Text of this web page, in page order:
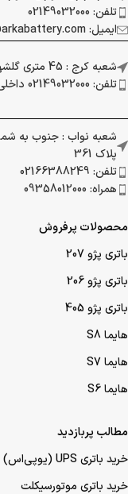
تلفن: 02149032000
ایمیل: info@arkabattery.com
شعبه کرج : 45 متری گلشهر نبش کوچه حسن زاده
تلفن: 02149032000 داخلی 201
شعبه نواب : جنوب به
پلاک 361
تلفن: 02166388249
همراه: 09358012000
محصولات پرفروش
باتری پژو 207
باتری پژو 206
باتری پژو 405
هایما S8
هایما S7
هایما S6
مطالب پربازدید
خرید باتری UPS (یو‌پی‌اس)
خرید باتری موتورسیکلت